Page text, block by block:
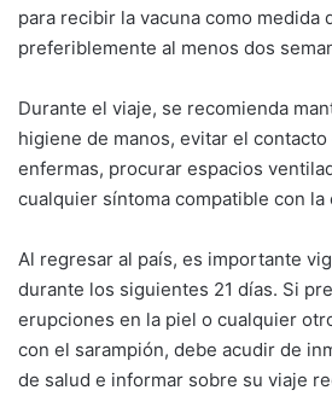
para recibir la vacuna como medida
preferiblemente al menos dos
Durante el viaje, se recomienda
higiene de manos, evitar el
enfermas, procurar espacios
cualquier síntoma compatible con la
Al regresar al país, es importante
durante los siguientes 21 días. Si
erupciones en la piel o cualquier
con el sarampión, debe acudir de
de salud e informar sobre su viaje